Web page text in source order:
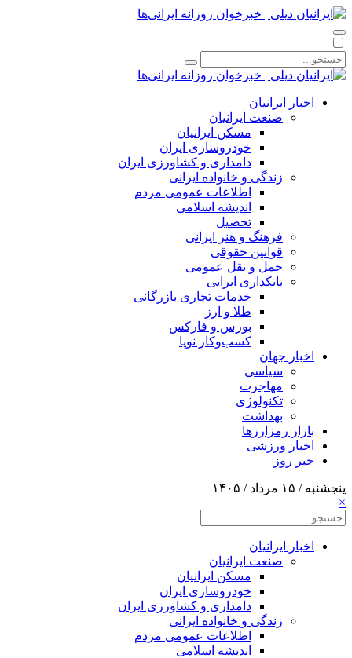
اخبار ایرانیان
صنعت ایرانیان
مسکن ایرانیان
خودروسازی ایران
دامداری و کشاورزی ایران
زندگی و خانواده ایرانی
اطلاعات عمومی مردم
اندیشه اسلامی
تحصیل
فرهنگ و هنر ایرانی
قوانین حقوقی
حمل و نقل عمومی
بانکداری ایرانی
خدمات تجاری بازرگانی
طلا و ارز
بورس و فارکس
کسب‌وکار نوپا
اخبار جهان
سیاسی
مهاجرت
تکنولوژی
بهداشت
بازار رمزارزها
اخبار ورزشی
خبر روز
پنجشنبه / ۱۵ مرداد / ۱۴۰۵
×
اخبار ایرانیان
صنعت ایرانیان
مسکن ایرانیان
خودروسازی ایران
دامداری و کشاورزی ایران
زندگی و خانواده ایرانی
اطلاعات عمومی مردم
اندیشه اسلامی